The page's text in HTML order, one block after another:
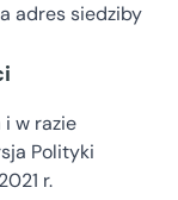
adres siedziby
w razie
Polityki
r.